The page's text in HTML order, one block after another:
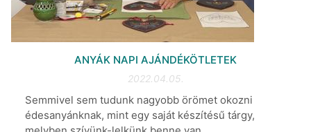
ANYÁK NAPI AJÁNDÉKÖTLETEK
2022.04.05.
Semmivel sem tudunk nagyobb örömet okozni
édesanyánknak, mint egy saját készítésű tárgy,